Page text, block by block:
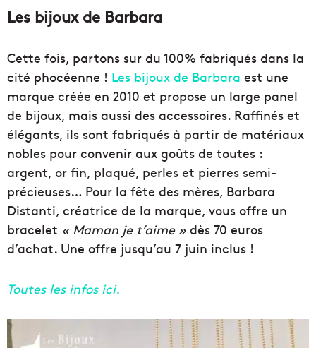
Les bijoux de Barbara
Cette fois, partons sur du 100% fabriqués dans la
cité phocéenne ! Les bijoux de Barbara est une
marque créée en 2010 et propose un large panel
de bijoux, mais aussi des accessoires. Raffinés et
élégants, ils sont fabriqués à partir de matériaux
nobles pour convenir aux goûts de toutes :
argent, or fin, plaqué, perles et pierres semi-
précieuses… Pour la fête des mères, Barbara
Distanti, créatrice de la marque, vous offre un
bracelet « Maman je t’aime » dès 70 euros
d’achat. Une offre jusqu’au 7 juin inclus !
Toutes les infos ici.